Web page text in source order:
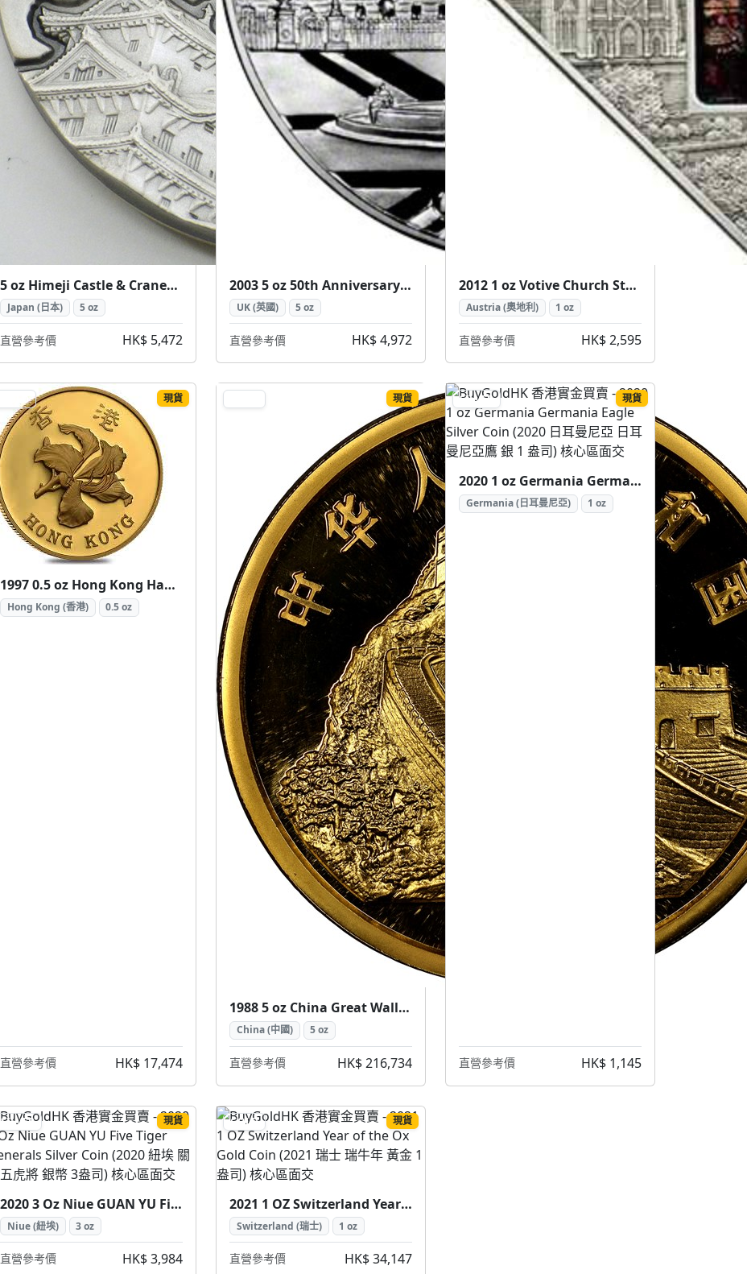
5 oz Himeji Castle & Cranes Silver Coin ( 姬路城仙鶴 5盎司 銀幣)
Japan (日本) 5 oz
直營參考價 HK$ 5,472
2003 5 oz 50th Anniversary of Coronation 5 Crowns Silver Coin (2003 女王加冕50週年 5皇冠 5盎司 銀幣)
UK (英國) 5 oz
直營參考價 HK$ 4,972
2012 1 oz Votive Church Stained Glass Silver Coin (2012 維也納感恩教堂 彩繪玻璃銀幣 1盎司)
Austria (奧地利) 1 oz
直營參考價 HK$ 2,595
GOLD 現貨
1997 0.5 oz Hong Kong Handover Gold Coin (1997 香港回歸紀念金幣 0.5盎司)
Hong Kong (香港) 0.5 oz
直營參考價 HK$ 17,474
現貨
1988 5 oz China Great Wall & Dragon Gold Coin (1988 中國長城龍金幣 5盎司)
China (中國) 5 oz
直營參考價 HK$ 216,734
SILVER 現貨
2020 1 oz Germania Germania Eagle Silver Coin (2020 日耳曼尼亞 日耳曼尼亞鷹 銀 1 盎司)
Germania (日耳曼尼亞) 1 oz
直營參考價 HK$ 1,145
SILVER 現貨
2020 3 Oz Niue GUAN YU Five Tiger Generals Silver Coin (2020 紐埃 關羽五虎將 銀幣 3盎司)
Niue (紐埃) 3 oz
直營參考價 HK$ 3,984
GOLD 現貨
2021 1 OZ Switzerland Year of the Ox Gold Coin (2021 瑞士 瑞牛年 黃金 1盎司)
Switzerland (瑞士) 1 oz
直營參考價 HK$ 34,147